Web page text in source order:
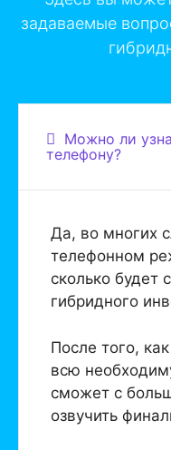
задаваемые
Можно ли
телефону?
Да, во многих
телефонном
сколько будет
гибридного
После того,
всю
сможет с
озвучить